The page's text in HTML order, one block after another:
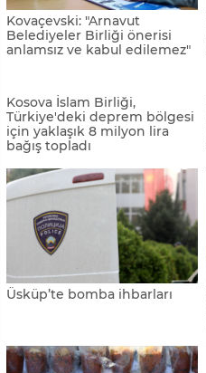
Kovaçevski: "Arnavut
Belediyeler Birliği önerisi
anlamsız ve kabul edilemez"
Kosova İslam Birliği,